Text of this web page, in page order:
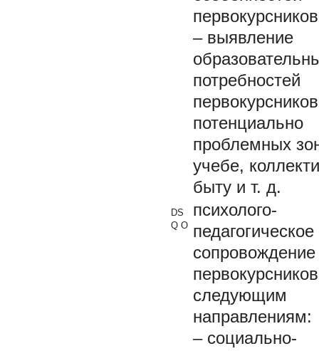
– выявление
потребностей
потенциально
проблемных
учебе,
быту и т. д.
DS
Q О
психолого-
педагогическое
сопровождение
следующим
направлениям:
– социально-